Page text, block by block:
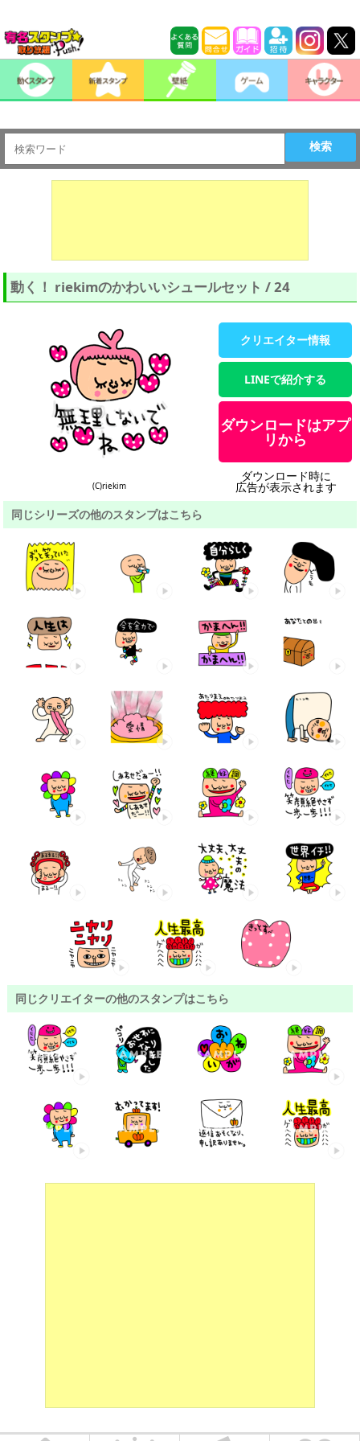
検索
動く！ riekimのかわいいシュールセット / 24
(C)riekim
クリエイター情報
LINEで紹介する
ダウンロードはアプ
リから
ダウンロード時に
広告が表示されます
同じシリーズの他のスタンプはこちら
同じクリエイターの他のスタンプはこちら